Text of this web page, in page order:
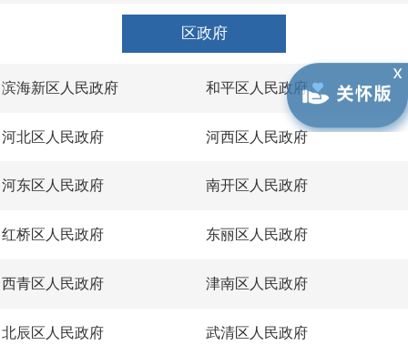
区政府
滨海新区人民政府 和平区人民政府
河北区人民政府 河西区人民政府
河东区人民政府 南开区人民政府
红桥区人民政府 东丽区人民政府
西青区人民政府 津南区人民政府
北辰区人民政府 武清区人民政府